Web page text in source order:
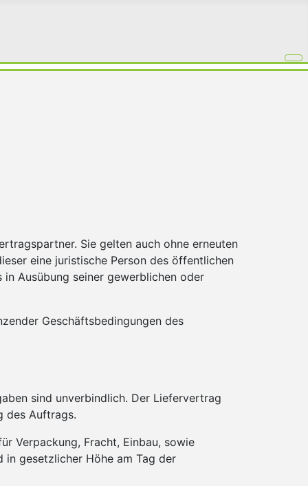
Sie gelten auch ohne erneuten
eine juristische Person des öffentlichen
Ausübung seiner gewerblichen oder
Geschäftsbedingungen des
sind unverbindlich. Der Liefervertrag
des Auftrags.
Verpackung, Fracht, Einbau, sowie
in gesetzlicher Höhe am Tag der